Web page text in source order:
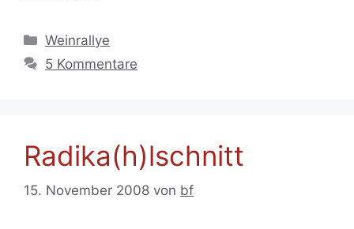
Kategorien
Weinrallye
5 Kommentare
Radika(h)lschnitt
15. November 2008 von bf